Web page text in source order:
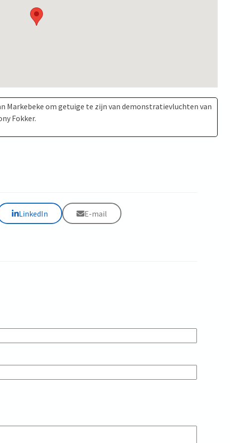
Markebeke om getuige te zijn van demonstratievluchten van
Fokker.
LinkedIn E-mail